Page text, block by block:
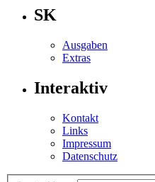
SK
Ausgaben
Extras
Interaktiv
Kontakt
Links
Impressum
Datenschutz